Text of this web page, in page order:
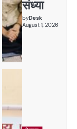
संध्या
byDesk
August 1, 2026